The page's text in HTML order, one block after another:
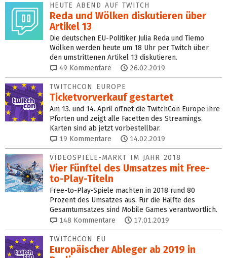
HEUTE ABEND AUF TWITCH
Reda und Wölken diskutieren über
Artikel 13
Die deutschen EU-Politiker Julia Reda und Tiemo
Wölken werden heute um 18 Uhr per Twitch über
den umstrittenen Artikel 13 diskutieren.
49 Kommentare 26.02.2019
TWITCHCON EUROPE
Ticketvorverkauf gestartet
Am 13. und 14. April öffnet die TwitchCon Europe ihre
Pforten und zeigt alle Facetten des Streamings.
Karten sind ab jetzt vorbestellbar.
19 Kommentare 14.02.2019
VIDEOSPIELE-MARKT IM JAHR 2018
Vier Fünftel des Umsatzes mit Free-
to-Play-Titeln
Free-to-Play-Spiele machten in 2018 rund 80
Prozent des Umsatzes aus. Für die Hälfte des
Gesamtumsatzes sind Mobile Games verantwortlich.
148 Kommentare 17.01.2019
TWITCHCON EU
Europäischer Ableger ab 2019 in